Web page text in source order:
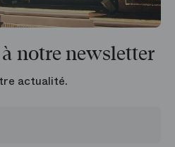
notre newsletter
actualité.